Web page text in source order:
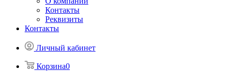
Контакты
Реквизиты
Контакты
Личный кабинет
Корзина0